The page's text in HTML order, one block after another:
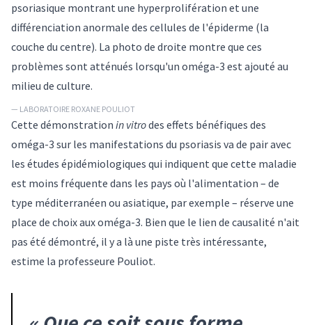
psoriasique montrant une hyperprolifération et une
différenciation anormale des cellules de l'épiderme (la
couche du centre). La photo de droite montre que ces
problèmes sont atténués lorsqu'un oméga-3 est ajouté au
milieu de culture.
— LABORATOIRE ROXANE POULIOT
Cette démonstration in vitrodes effets bénéfiques des
oméga-3 sur les manifestations du psoriasis va de pair avec
les études épidémiologiques qui indiquent que cette maladie
est moins fréquente dans les pays où l'alimentation – de
type méditerranéen ou asiatique, par exemple – réserve une
place de choix aux oméga-3. Bien que le lien de causalité n'ait
pas été démontré, il y a là une piste très intéressante,
estime la professeure Pouliot.